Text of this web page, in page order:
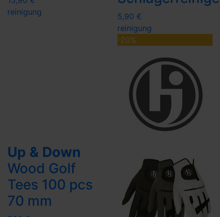
reinigung
5,90 €
reinigung
Up & Down
Wood Golf
Tees 100 pcs
70 mm
-20%